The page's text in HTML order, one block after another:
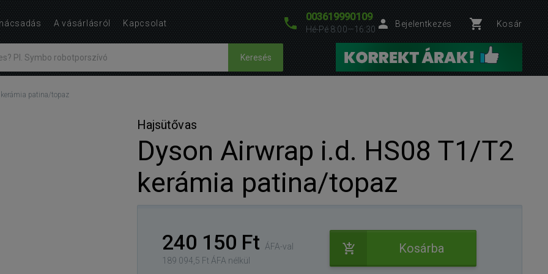
003619990109
Hé-Pé 8:00—16:30
Bejelentkezés Kosár
Keresés
patina/topaz
Hajsütővas
Dyson Airwrap i.d. HS08 T1/T2
kerámia patina/topaz
240 150 FtÁFA-val
189 094,5 Ft ÁFA nélkül
Kosárba
A vásárlásról Kapcsolat